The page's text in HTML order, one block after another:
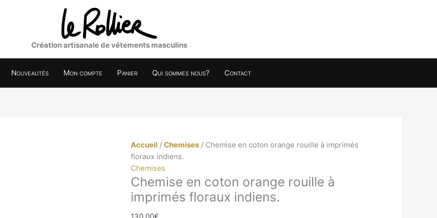
Création artisanale de vêtements masculins
Nouveautés Mon compte Panier Qui sommes nous? Contact
Accueil /Chemises / Chemise en coton orange rouille à imprimés
floraux indiens.
Chemises
Chemise en coton orange rouille à
imprimés floraux indiens.